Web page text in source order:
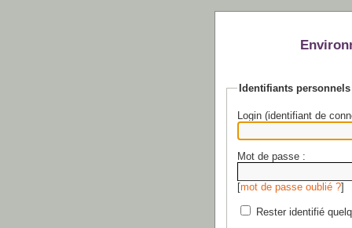
Identifiants personnels
Login (identifiant de
Mot de passe :
[mot de passe oublié ?]
Rester identifié